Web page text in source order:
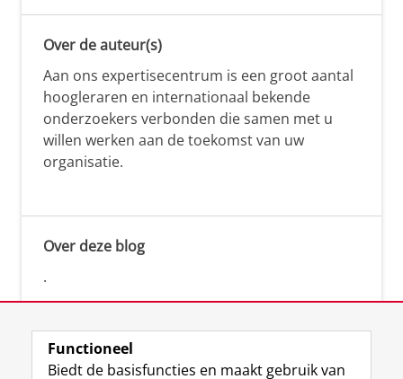
Over de auteur(s)
Aan ons expertisecentrum is een groot aantal
hoogleraren en internationaal bekende
onderzoekers verbonden die samen met u
willen werken aan de toekomst van uw
organisatie.
Over deze blog
.
Functioneel
Biedt de basisfuncties en maakt gebruik van